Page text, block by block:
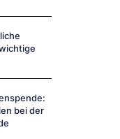
bei der